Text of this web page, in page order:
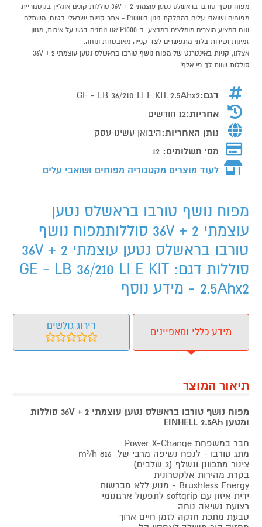
מפוח נושף טורבו בראשלס נטען עוצמתי 36V + 2 סוללות קונים אונליין בקטגוריית
מפוחים ושואבי עלים במחלקת גינון בP1000 - אתר קניות ישראלי בטוח, משתלם
ונוח המציע מוצרים מומלצים במבצע. ב-P1000 אנו נותנים דגש על איכות, מגוון,
זמינות ושירות בלתי מתפשרים לצד קנייה מאובטחת ונוחה.
אצלנו, קניות באינטרנט של מפוח נושף טורבו בראשלס נטען עוצמתי 36V + 2
סוללות שוות לך פי אלף!
דגם:GE - LB 36/210 LI E KIT 2.5Ahx2
אחריות:12 חודשים
נותן האחריות:היבואן עשינו עסק
מס' תשלומים: 12
לעוד מוצרים מקטגוריה מפוחים ושואבי עלים
מפוח נושף טורבו בראשלס נטען
עוצמתי 36V + 2 סוללותמפוח נושף
טורבו בראשלס נטען עוצמתי 36V + 2
סוללות דגם: GE - LB 36/210 LI E KIT
2.5Ahx2 - מידע נוסף
מידע כללי ומאפיינים
דירוג גולשים
תיאור המוצר
מפוח נושף טורבו בראשלס נטען עוצמתי 36V + 2 סוללות
ומטען
EINHELL2.5Ah
חבר במשפחת Power X-Change
מתג טורבו - לנפח נשיפה מרבי של m³/h 816
צינור מתכוונן ונשלף (3 שלבים)
בקרת מהירות אלקטרונית
Brushless Energy - מנוע ללא מברשות
ידית איזון עם softgrip לתפעול ארגונומי
רצועת נשיאה נוחה
טבעת מתכת חזקה לזמן חיים ארוך